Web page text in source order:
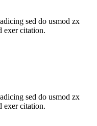
sed do usmod zx
exer citation.
sed do usmod zx
exer citation.